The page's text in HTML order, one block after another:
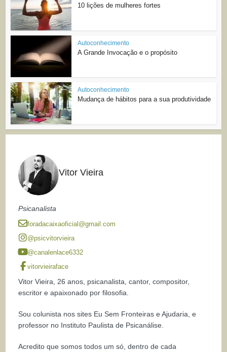
10 lições de mulheres fortes
Autoconhecimento
A Grande Invocação e o propósito
Autoconhecimento
Mudança de hábitos para a sua produtividade
Vitor Vieira
Psicanalista
foradacaixaoficial@gmail.com
@psicvitorvieira
@canalenlace6332
vitorvieiraface
Vitor Vieira, 26 anos, psicanalista, cantor, compositor,
escritor e apaixonado por filosofia.
Sou colunista nos sites Eu Sem Fronteiras e Ajudaria, e
professor no Instituto Paulista de Psicanálise.
Acredito que somos todos um só, dentro de cada